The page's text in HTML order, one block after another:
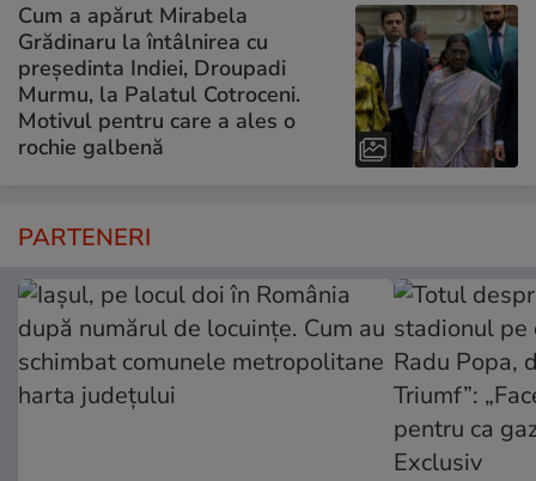
Cum a apărut Mirabela
Grădinaru la întâlnirea cu
președinta Indiei, Droupadi
Murmu, la Palatul Cotroceni.
Motivul pentru care a ales o
rochie galbenă
PARTENERI